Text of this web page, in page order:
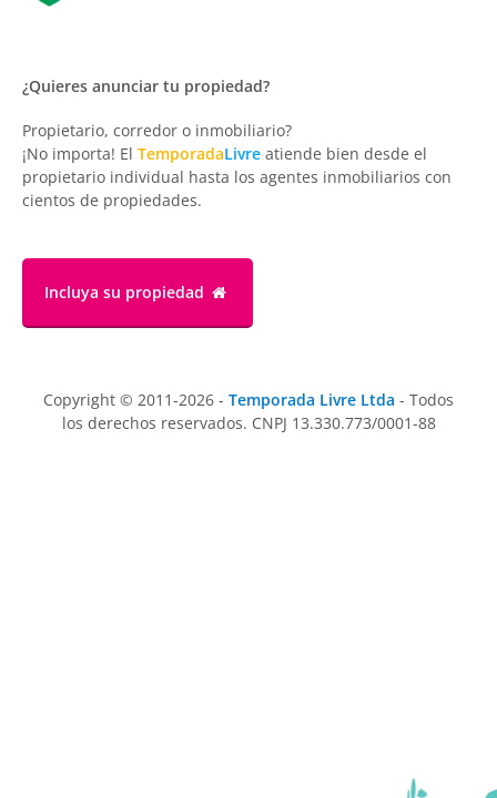
¿Quieres anunciar tu propiedad?
Propietario, corredor o inmobiliario?
¡No importa! El TemporadaLivre atiende bien desde el
propietario individual hasta los agentes inmobiliarios con
cientos de propiedades.
Incluya su propiedad
Copyright © 2011-2026 - Temporada Livre Ltda - Todos
los derechos reservados. CNPJ 13.330.773/0001-88